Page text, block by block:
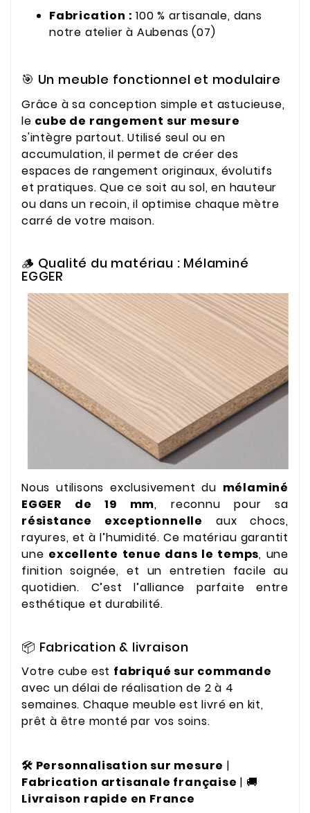
Fabrication : 100 % artisanale, dans
notre atelier à Aubenas (07)
🎯 Un meuble fonctionnel et modulaire
Grâce à sa conception simple et astucieuse,
le cube de rangement sur mesure
s'intègre partout. Utilisé seul ou en
accumulation, il permet de créer des
espaces de rangement originaux, évolutifs
et pratiques. Que ce soit au sol, en hauteur
ou dans un recoin, il optimise chaque mètre
carré de votre maison.
🪵 Qualité du matériau : Mélaminé
EGGER
Nous utilisons exclusivement du mélaminé
EGGER de 19 mm, reconnu pour sa
résistance exceptionnelle aux chocs,
rayures, et à l’humidité. Ce matériau garantit
une excellente tenue dans le temps, une
finition soignée, et un entretien facile au
quotidien. C’est l’alliance parfaite entre
esthétique et durabilité.
📦 Fabrication & livraison
Votre cube est fabriqué sur commande
avec un délai de réalisation de 2 à 4
semaines. Chaque meuble est livré en kit,
prêt à être monté par vos soins.
🛠️ Personnalisation sur mesure |
Fabrication artisanale française | 🚚
Livraison rapide en France